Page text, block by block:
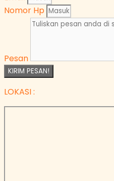
Nomor Hp
Pesan
KIRIM PESAN!
LOKASI :